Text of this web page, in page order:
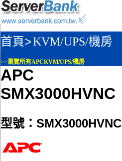
首頁>KVM/UPS/機房
>>瀏覽所有APCKVM/UPS/機房
APC
SMX3000HVNC
型號：SMX3000HVNC